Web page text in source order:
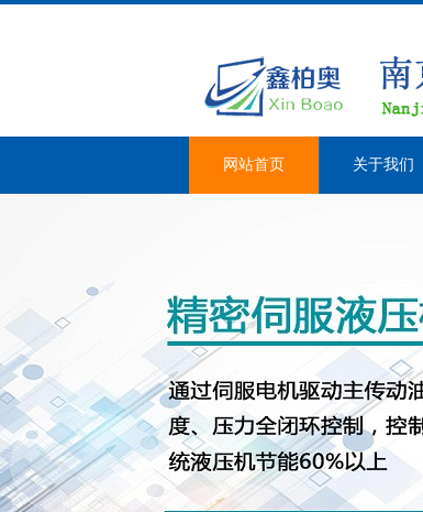
网站首页 关于我们